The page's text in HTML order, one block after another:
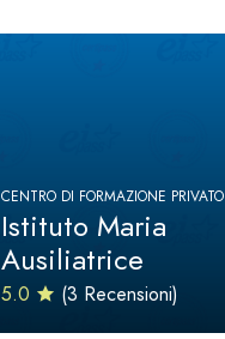
CENTRO DI FORMAZIONE PRIVATO
Istituto Maria
Ausiliatrice
5.0 (3 Recensioni)